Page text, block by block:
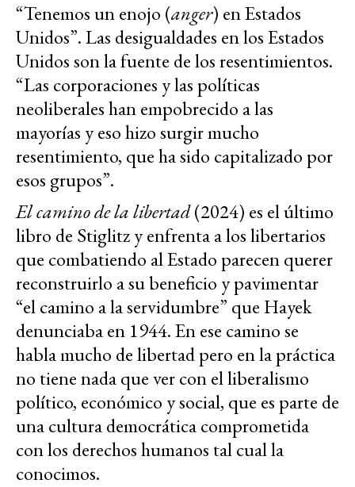
“Tenemos un enojo (anger) en Estados
Unidos”. Las desigualdades en los Estados
Unidos son la fuente de los resentimientos.
“Las corporaciones y las políticas
neoliberales han empobrecido a las
mayorías y eso hizo surgir mucho
resentimiento, que ha sido capitalizado por
esos grupos”.
El camino de la libertad(2024) es el último
libro de Stiglitz y enfrenta a los libertarios
que combatiendo al Estado parecen querer
reconstruirlo a su beneficio y pavimentar
“el camino a la servidumbre” que Hayek
denunciaba en 1944. En ese camino se
habla mucho de libertad pero en la práctica
no tiene nada que ver con el liberalismo
político, económico y social, que es parte de
una cultura democrática comprometida
con los derechos humanos tal cual la
conocimos.